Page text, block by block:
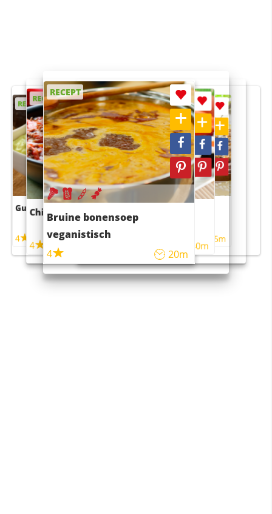
RECEPT
Guacamole
4
RECEPT
Chili con carne
4 45m
RECEPT
Bruine bonensoep
veganistisch
4
20m
RECEPT
Sushi rijstsalade
maaltijdsalade
40m
RECEPT
4 55m